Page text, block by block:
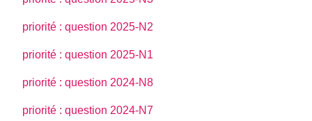
priorité : question 2025-N2
priorité : question 2025-N1
priorité : question 2024-N8
priorité : question 2024-N7